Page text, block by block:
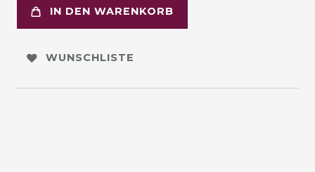
IN DEN WARENKORB
WUNSCHLISTE